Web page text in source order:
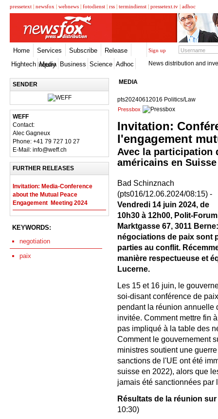
pressetext | newsfox | webnews | fotodienst | rss | termindienst | pressetext.tv | adhoc
Home Services Subscribe
Release
Inquiry
Sign up
Hightech Media Business Science Adhoc News distribution and
SENDER
WEFF
Contact:
Alec Gagneux
Phone: +41 79 727 10 27
E-Mail: info@weff.ch
FURTHER RELEASES
Invitation: Media-Conference
about the Mutual Peace
Engagement  Meeting 2024
KEYWORDS:
negotiation
paix
MEDIA
pts20240612016 Politics/Law
Pressbox
Invitation:
l'engagement
Avec la participation
américains en Suisse
Bad Schinznach
(pts016/12.06.2024/08:15) -
Vendredi 14 juin 2024, de
10h30 à 12h00, Polit-
Marktgasse 67, 3011
négociations de paix sont
parties au conflit.
manière respectueuse et
Lucerne.
Les 15 et 16 juin, le
soi-disant conférence de
pendant la réunion annuelle
invitée. Comment mettre fin
pas impliqué à la table des
Comment le gouvernement
ministres soutient une
sanctions de l'UE ont été
suisse en 2022), alors que
jamais été sanctionnées par
Résultats de la réunion
10:30)